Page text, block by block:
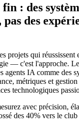
: des
des
projets qui réussissent
— c'est l'approche.
agents IA comme des
métriques et
technologiques
avec précision,
des 40% vers le